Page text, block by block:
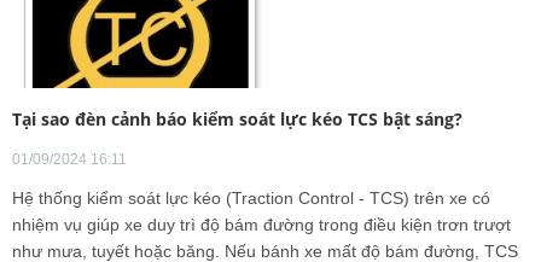
Tại sao đèn cảnh báo kiểm soát lực kéo TCS bật sáng?
01/09/2024 16:11
Hệ thống kiểm soát lực kéo (Traction Control - TCS) trên xe có
nhiệm vụ giúp xe duy trì độ bám đường trong điều kiện trơn trượt
như mưa, tuyết hoặc băng. Nếu bánh xe mất độ bám đường, TCS